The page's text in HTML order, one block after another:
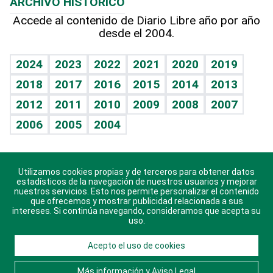
Hablando con el pediatra
Vida y familia
Eñe
Celebrando la vida
Sin complejos
En pocas palabras
Escuchando al corazón
Economía Personal
Línea de hit
TBT Deportivo
Hecho en casa
Guía del dinero
Cumpleaños
Horóscopos
Crucigramas
Accede al contenido de Diario Libre año por año
desde el 2004.
2024 2023 2022 2021 2020
2019
2018
2017 2016 2015 2014
2013
2012
2011 2010 2009 2008
2007
2006
2005 2004
Descarga nuestras aplicaciones para Android, iOS y
sistema Huawei.
© 2021 Diario Libre, todos los derechos reservados.
Consulta elAviso Legal. Ponte en Contacto
Utilizamos cookies propias y de terceros para obtener datos
estadísticos de la navegación de nuestros usuarios y mejorar
nuestros servicios. Esto nos permite personalizar el contenido
que ofrecemos y mostrar publicidad relacionada a sus
intereses. Si continúa navegando, consideramos que acepta su
uso.
Acepto el uso de cookies